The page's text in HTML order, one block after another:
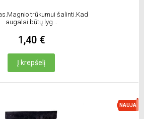
trūkumui šalinti.Kad
augalai būtų lyg ..
1,40 €
Į krepšelį
NAUJA